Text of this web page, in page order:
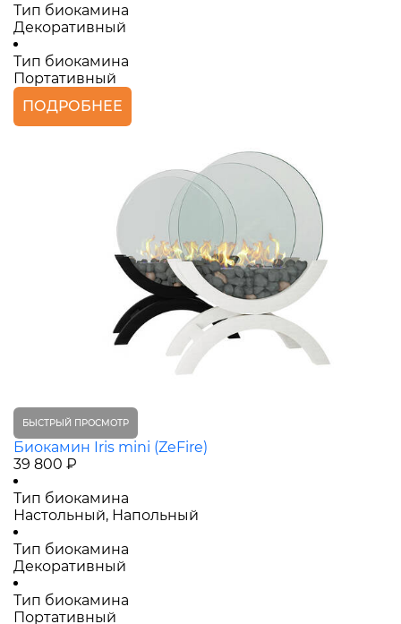
Тип биокамина
Декоративный
Тип биокамина
Портативный
ПОДРОБНЕЕ
БЫСТРЫЙ ПРОСМОТР
Биокамин Iris mini (ZeFire)
39 800 ₽
Тип биокамина
Настольный, Напольный
Тип биокамина
Декоративный
Тип биокамина
Портативный